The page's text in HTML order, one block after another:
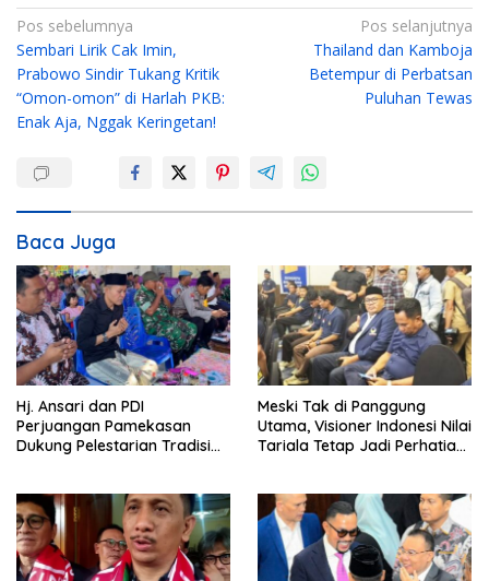
N
a
v
i
s
i
p
o
s
Pos sebelumnya
Sembari Lirik Cak Imin,
Prabowo Sindir Tukang Kritik
“Omon-omon” di Harlah PKB:
Enak Aja, Nggak Keringetan!
Pos selanjutnya
Thailand dan Kamboja
Betempur di Perbatsan
Puluhan Tewas
Baca Juga
Hj. Ansari dan PDI
Perjuangan Pamekasan
Dukung Pelestarian Tradisi
Meski Tak di Panggung
Utama, Visioner Indonesi Nilai
Tariala Tetap Jadi Perhatian